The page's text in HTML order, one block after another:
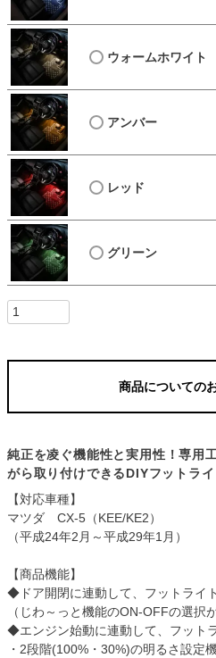
ウォームホワイト
アンバー
レッド
グリーン
商品についての
純正を凌ぐ機能性と実用性！専用
がら取り付けできるDIYフットライ
【対応車種】
マツダ CX-5（KEE/KE2）
（平成24年2月～平成29年1月）
【商品機能】
◆ドア開閉に連動して、フットライ
（じわ～っと機能のON-OFFの選択
◆エンジン始動に連動して、フット
・2段階(100%・30%)の明るさ設定機